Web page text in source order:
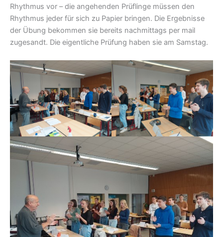
Rhythmus vor – die angehenden Prüflinge müssen den
Rhythmus jeder für sich zu Papier bringen. Die Ergebnisse
der Übung bekommen sie bereits nachmittags per mail
zugesandt. Die eigentliche Prüfung haben sie am Samstag.